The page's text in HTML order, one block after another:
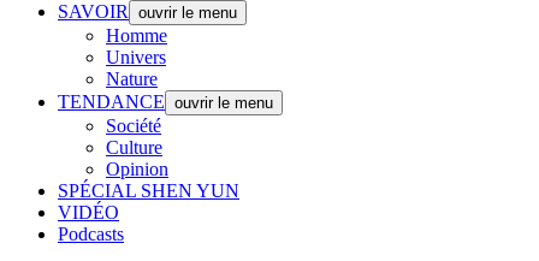
SAVOIR
ouvrir le menu
Homme
Univers
Nature
TENDANCE ouvrir le menu
Société
Culture
Opinion
SPÉCIAL SHEN YUN
VIDÉO
Podcasts